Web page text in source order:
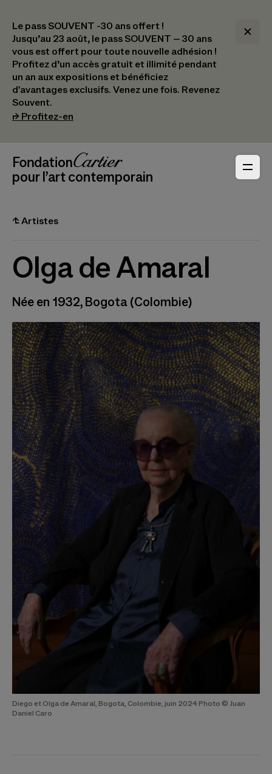
Le pass SOUVENT -30 ans offert !
Jusqu’au 23 août, le pass SOUVENT – 30 ans
vous est offert pour toute nouvelle adhésion !​
Profitez d’un accès gratuit et illimité pendant
un an aux expositions et bénéficiez
d'avantages exclusifs.​ Venez une fois. Revenez
Souvent.
⮣ Profitez-en
Navigation en-tête
_logoFondation Cartier
pour l’art contemporain
⮤Artistes
Olga de Amaral
Née en 1932, Bogota (Colombie)
Diego et Olga de Amaral, Bogota, Colombie, juin 2024 Photo © Juan
Daniel Caro